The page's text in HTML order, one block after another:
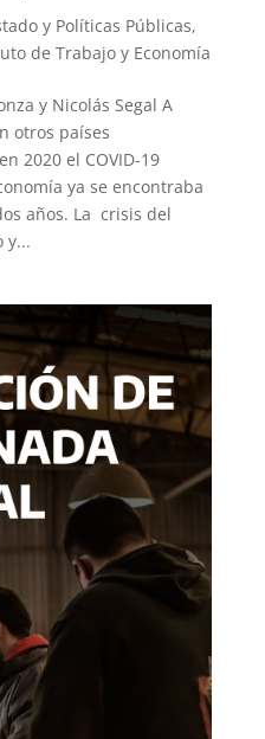
y Políticas Públicas,
de Trabajo y Economía
y Nicolás Segal A
otros países
2020 el COVID-19
ya se encontraba
años. La crisis del
y...